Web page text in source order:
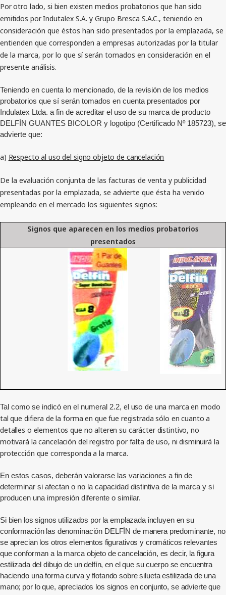
Por otro lado, si bien existen medios probatorios que han sido
emitidos porIndutalex S.A. y Grupo Bresca S.A.C., teniendo en
consideración que éstos han sido presentados por la emplazada, se
entienden que corresponden a empresas autorizadas por la titular
de la marca, por lo que sí serán tomados en consideración en el
presente análisis.
Teniendo en cuenta lo mencionado, de la revisión de los medios
probatorios que sí serán tomados en cuenta presentados por
Indulatex Ltda. a fin de acreditar el uso de su marca de producto
DELFÍN GUANTES BICOLOR y logotipo (Certificado Nº 185723), se
advierte que:
a) Respecto al uso del signo objeto de cancelación
De la evaluación conjunta de las facturas de venta y publicidad
presentadas por la emplazada, se advierte que ésta ha venido
empleando en el mercado los siguientes signos:
Signos que aparecen en los medios probatorios
presentados
Tal como se indicó en el numeral 2.2, el uso de una marca en modo
tal que difiera de la forma en que fue registrada sólo en cuanto a
detalles o elementos que no alteren su carácter distintivo, no
motivará la cancelación del registro por falta de uso, ni disminuirá la
protección que corresponda a la marca.
En estos casos, deberán valorarse las variaciones a fin de
determinar si afectan o no la capacidad distintiva de la marca y si
producen una impresión diferente o similar.
Si bien los signos utilizados por la emplazada incluyen en su
conformación las denominación DELFÍN de manera predominante, no
se aprecian los otros elementos figurativos y cromáticos relevantes
que conforman a la marca objeto de cancelación, es decir, la figura
estilizada del dibujo de un delfín, en el que su cuerpo se encuentra
haciendo una forma curva y flotando sobre silueta estilizada de una
mano; por lo que, apreciados los signos en conjunto, se advierte que